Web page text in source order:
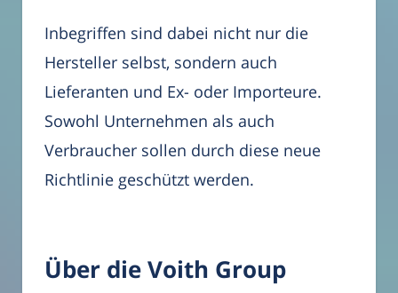
Inbegriffen sind dabei nicht nur die
Hersteller selbst, sondern auch
Lieferanten und Ex- oder Importeure.
Sowohl Unternehmen als auch
Verbraucher sollen durch diese neue
Richtlinie geschützt werden.
Über die Voith Group